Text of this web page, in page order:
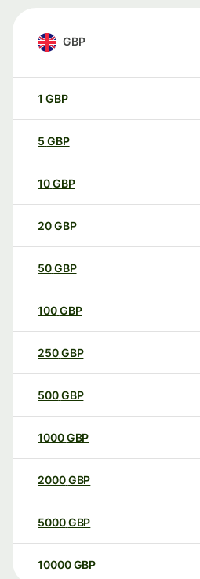
GBP
1 GBP
5 GBP
10GBP
20GBP
50GBP
100GBP
250GBP
500GBP
1000GBP
2000GBP
5000GBP
10000 GBP